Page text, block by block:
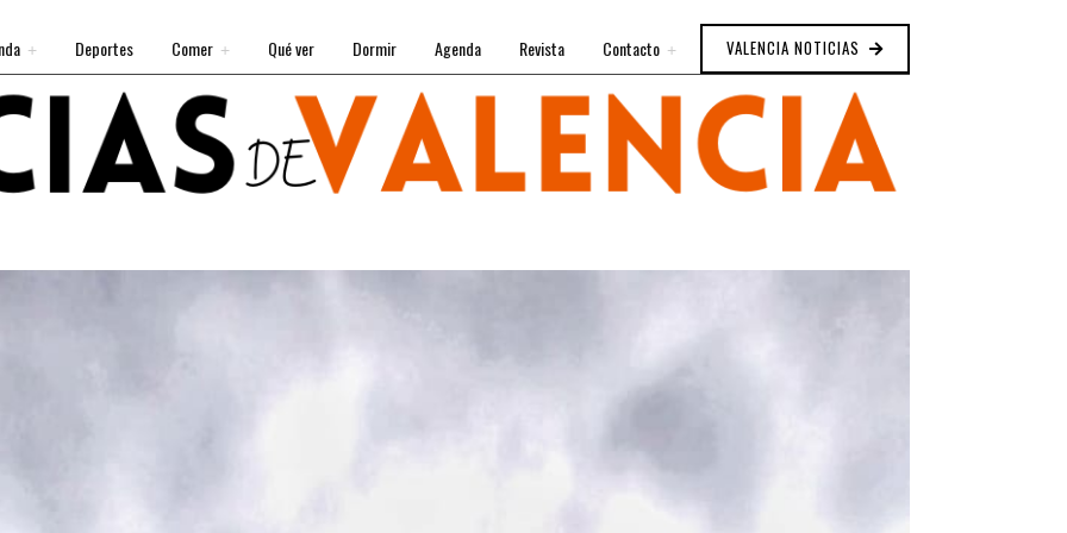
Deportes Comer Qué ver Dormir Agenda Revista Contacto VALENCIA NOTICIAS